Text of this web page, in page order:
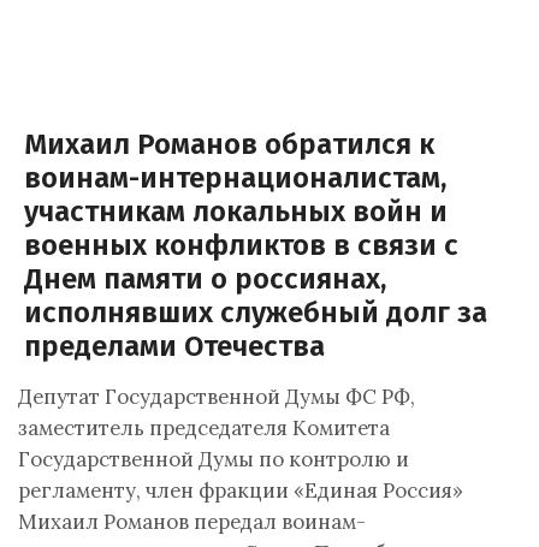
Михаил Романов обратился к
воинам-интернационалистам,
участникам локальных войн и
военных конфликтов в связи с
Днем памяти о россиянах,
исполнявших служебный долг за
пределами Отечества
Депутат Государственной Думы ФС РФ,
заместитель председателя Комитета
Государственной Думы по контролю и
регламенту, член фракции «Единая Россия»
Михаил Романов передал воинам-